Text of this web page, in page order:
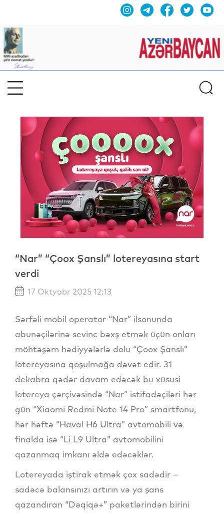
“Nar” “Çoox Şanslı” lotereyasına start
verdi
17 Oktyabr 2025 12:13
Sərfəli mobil operator “Nar” ilsonunda
abunəçilərinə sevinc bəxş etmək üçün onları
möhtəşəm hədiyyələrlə dolu “Çoox Şanslı”
lotereyasına qoşulmağa dəvət edir. 31
dekabra qədər davam edəcək bu xüsusi
lotereya çərçivəsində “Nar” istifadəçiləri hər
gün “Xiaomi Redmi Note 14 Pro” smartfonu,
hər həftə “Haval H6 Ultra” avtomobili və
finalda isə “Li L9 Ultra” avtomobilini
qazanmaq imkanı əldə edəcəklər.
Lotereyada iştirak etmək çox sadədir –
sadəcə balansınızı artırın və ya şans
qazandıran “Dəqiqə+” paketlərindən birini